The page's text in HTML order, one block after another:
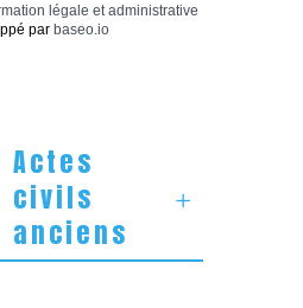
légale et administrative
par baseo.io
Actes
civils
anciens